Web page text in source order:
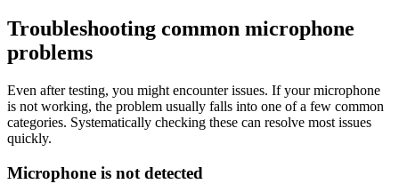
Troubleshooting common microphone
problems
Even after testing, you might encounter issues. If your microphone
is not working, the problem usually falls into one of a few common
categories. Systematically checking these can resolve most issues
quickly.
Microphone is not detected